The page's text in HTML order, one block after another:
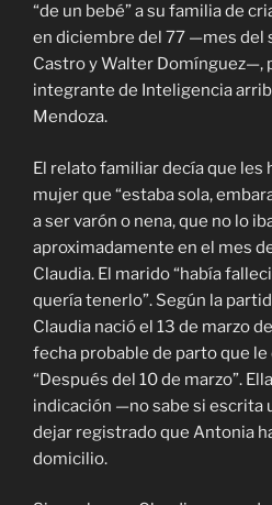
“de un bebé” a su familia de
en diciembre del 77 —mes del
Castro y Walter Domínguez—,
integrante de Inteligencia
Mendoza.
El relato familiar decía que les
mujer que “estaba sola,
a ser varón o nena, que no lo
aproximadamente en el mes
Claudia. El marido “había
quería tenerlo”. Según la
Claudia nació el 13 de marzo
fecha probable de parto que
“Después del 10 de marzo”.
indicación —no sabe si escrita
dejar registrado que Antonia
domicilio.